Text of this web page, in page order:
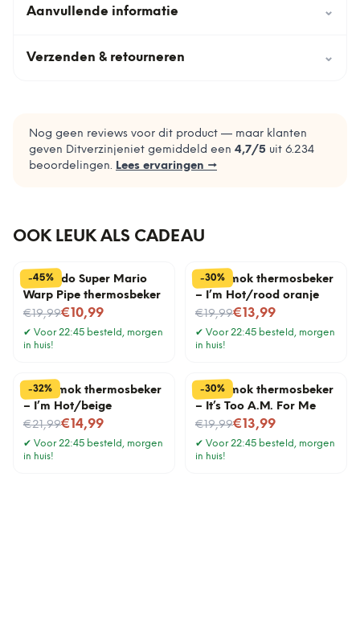
Aanvullende informatie ⌄
Verzenden & retourneren ⌄
Nog geen reviews voor dit product — maar klanten
geven Ditverzinjeniet gemiddeld een 4,7/5 uit 6.234
beoordelingen. Lees ervaringen →
OOK LEUK ALS CADEAU
-45%
Nintendo Super Mario
Warp Pipe thermosbeker
€19,99
Nu voor€10,99
✔ Voor 22:45 besteld, morgen
in huis!
-30%
Koffiemok thermosbeker
– I’m Hot/rood oranje
€19,99
Nu voor€13,99
✔ Voor 22:45 besteld, morgen
in huis!
-32%
Koffiemok thermosbeker
– I’m Hot/beige
€21,99
Nu voor€14,99
✔ Voor 22:45 besteld, morgen
in huis!
-30%
Koffiemok thermosbeker
– It’s Too A.M. For Me
€19,99
Nu voor€13,99
✔ Voor 22:45 besteld, morgen
in huis!